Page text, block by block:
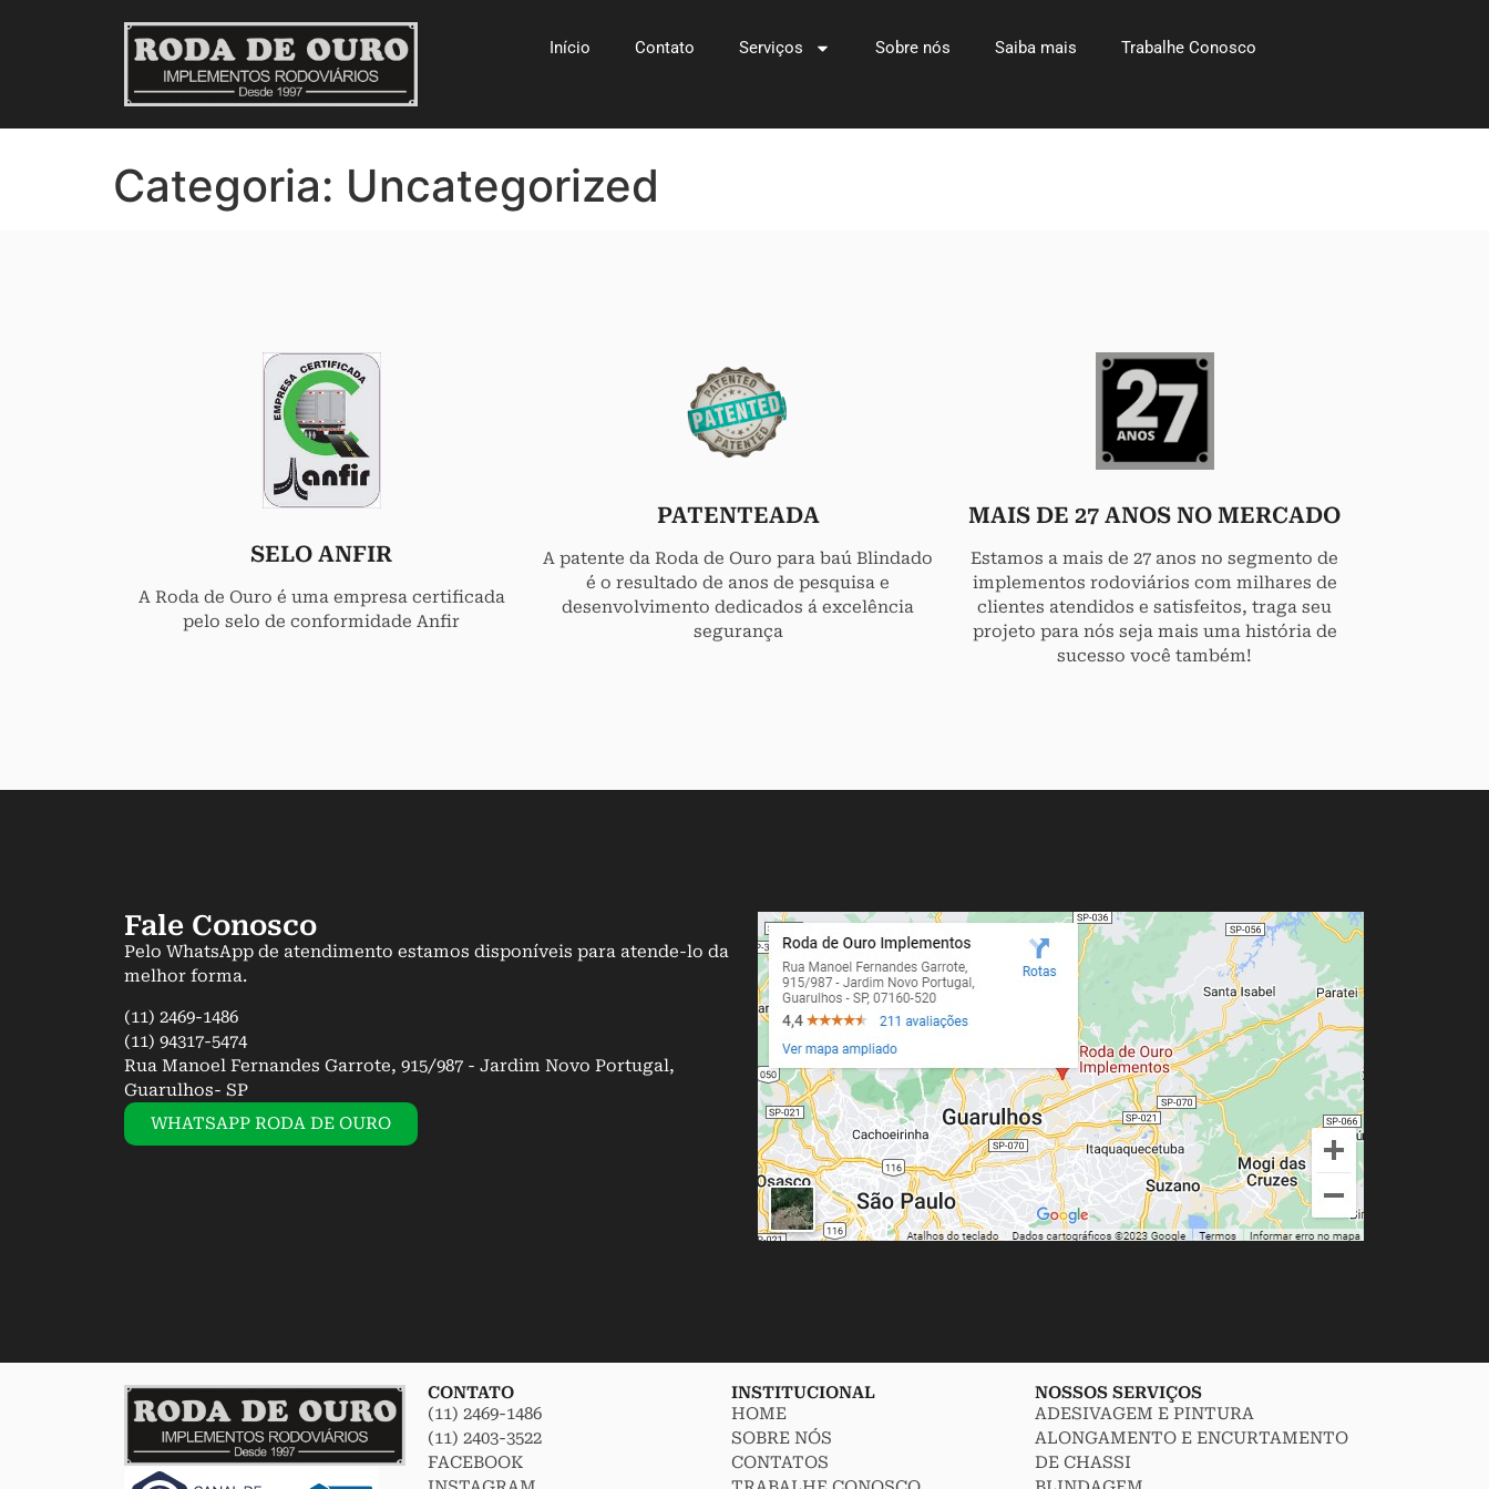
Início Contato Serviços Sobre nós Saiba mais Trabalhe Conosco
Categoria: Uncategorized
SELO ANFIR
A Roda de Ouro é uma empresa certificada
pelo selo de conformidade Anfir
PATENTEADA
A patente da Roda de Ouro para baú Blindado
é o resultado de anos de pesquisa e
desenvolvimento dedicados á excelência
segurança
MAIS DE 27 ANOS NO MERCADO
Estamos a mais de 27 anos no segmento de
implementos rodoviários com milhares de
clientes atendidos e satisfeitos, traga seu
projeto para nós seja mais uma história de
sucesso você também!
Fale Conosco
Pelo WhatsApp de atendimento estamos disponíveis para atende-lo da
melhor forma.
(11) 2469-1486
(11) 94317-5474
Rua Manoel Fernandes Garrote, 915/987 - Jardim Novo Portugal,
Guarulhos- SP
WHATSAPP RODA DE OURO
CONTATO
(11) 2469-1486
(11) 2403-3522
FACEBOOK
INSTITUCIONAL
HOME
SOBRE NÓS
CONTATOS
NOSSOS SERVIÇOS
ADESIVAGEM E PINTURA
ALONGAMENTO E ENCURTAMENTO
DE CHASSI